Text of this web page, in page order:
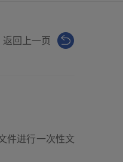
返回上一页
件进行一次性文